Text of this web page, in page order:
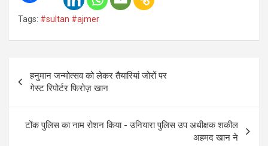
Tags: #sultan #ajmer
navigation
हनुमान जन्मोत्सव को लेकर तैयारियां जोरों पर
गेस्ट रिपोर्टर फिरोज़ खान
टोंक पुलिस का नाम रोशन किया - उनियारा पुलिस उप अधीक्षक शकील
अहमद खान ने